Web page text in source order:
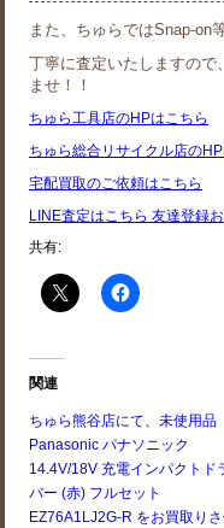
また、ちゅらではSnap-on
丁寧に査定いたしますので
ませ！！
ちゅら工具店のHPはこちら
ちゅら総合リサイクル店の
宅配買取のご依頼はこちら
LINE査定はこちら 友達登録
共有:
関連
ちゅら熊谷店にて、未使用品
Panasonic パナソニック
14.4V/18V 充電インパクトド
バー (赤) フルセット
EZ76A1LJ2G-R をお買取り